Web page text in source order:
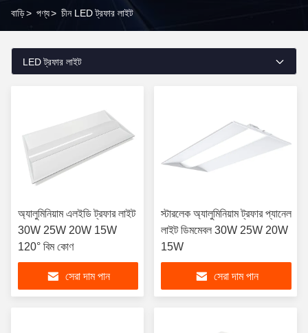
বাড়ি> পণ্য> চীন LED ট্রফার লাইট
LED ট্রফার লাইট
অ্যালুমিনিয়াম এলইডি ট্রফার লাইট
30W 25W 20W 15W
120° বিম কোণ
সেরা দাম পান
স্টারলেক অ্যালুমিনিয়াম ট্রফার প্যানেল
লাইট ডিমমেবল 30W 25W 20W
15W
সেরা দাম পান